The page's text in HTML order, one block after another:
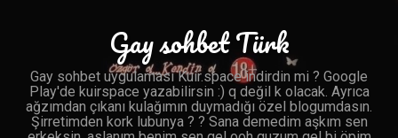
Gay sohbet Türk
Gay sohbet uygulaması Kuir.space indirdin mi ? Google
Play'de kuirspace yazabilirsin :) q değil k olacak. Ayrıca
ağzımdan çıkanı kulağımın duymadığı özel blogumdasın.
Şirretimden kork lubunya ? ? Sana demedim aşkım sen